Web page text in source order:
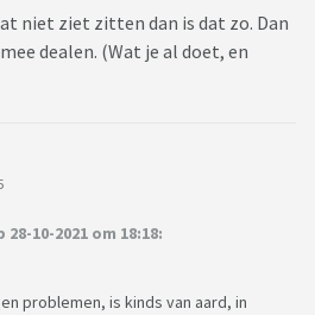
niet ziet zitten dan is dat zo. Dan
dealen. (Wat je al doet, en
10-2021 om 18:18:
problemen, is kinds van aard, in